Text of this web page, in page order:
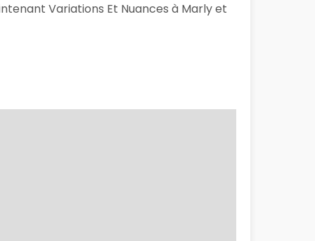
Variations Et Nuances à Marly et